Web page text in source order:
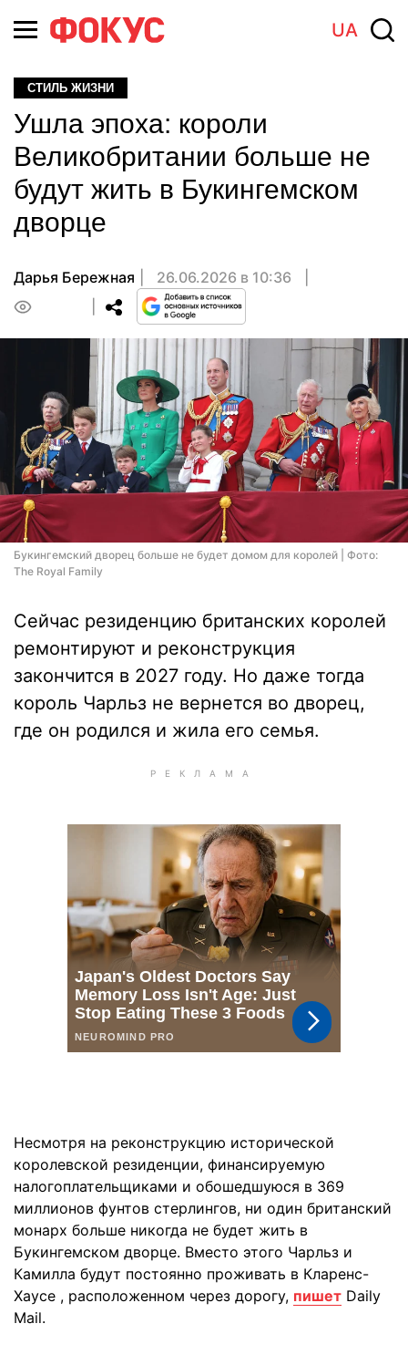
UA
СТИЛЬ ЖИЗНИ
Ушла эпоха: короли
Великобритании больше не
будут жить в Букингемском
дворце
Дарья Бережная
26.06.2026 в 10:36
Букингемский дворец больше не будет домом для королей | Фото:
The Royal Family
Сейчас резиденцию британских королей
ремонтируют и реконструкция
закончится в 2027 году. Но даже тогда
король Чарльз не вернется во дворец,
где он родился и жила его семья.
Несмотря на реконструкцию исторической
королевской резиденции, финансируемую
налогоплательщиками и обошедшуюся в 369
миллионов фунтов стерлингов, ни один британский
монарх больше никогда не будет жить в
Букингемском дворце. Вместо этого Чарльз и
Камилла будут постоянно проживать в Кларенс-
Хаусе , расположенном через дорогу, пишет Daily
Mail.